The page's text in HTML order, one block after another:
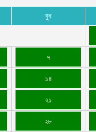
বুধ
৭
১৪
২১
২৮